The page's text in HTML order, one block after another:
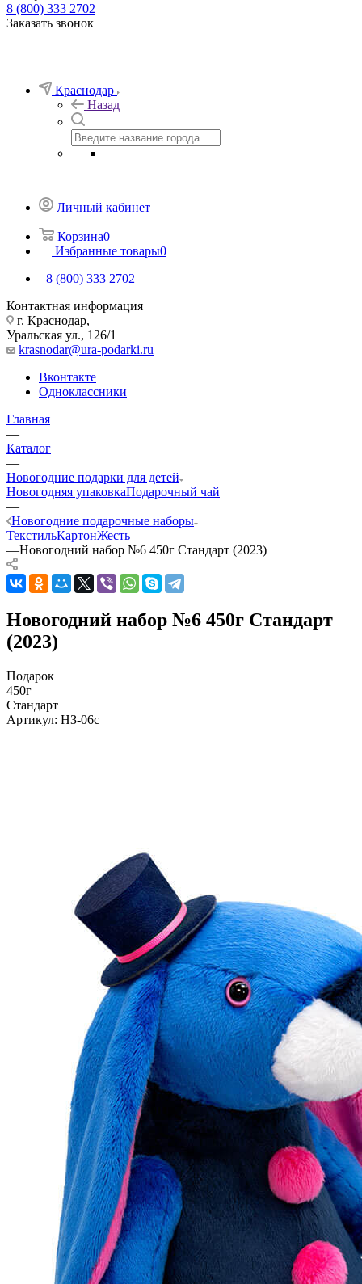
8 (800) 333 2702
Заказать звонок
Краснодар
Назад
Личный кабинет
Корзина0
Избранные товары0
8 (800) 333 2702
Контактная информация
г. Краснодар,
Уральская ул., 126/1
krasnodar@ura-podarki.ru
Вконтакте
Одноклассники
Главная
—
Каталог
—
Новогодние подарки для детей
Новогодняя упаковкаПодарочный чай
—
Новогодние подарочные наборы
ТекстильКартонЖесть
—Новогодний набор №6 450г Стандарт (2023)
Новогодний набор №6 450г Стандарт
(2023)
Подарок
450г
Стандарт
Артикул: НЗ-06с